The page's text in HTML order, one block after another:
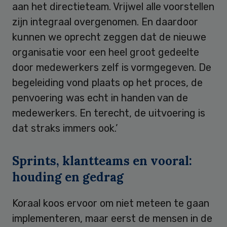
aan het directieteam. Vrijwel alle voorstellen
zijn integraal overgenomen. En daardoor
kunnen we oprecht zeggen dat de nieuwe
organisatie voor een heel groot gedeelte
door medewerkers zelf is vormgegeven. De
begeleiding vond plaats op het proces, de
penvoering was echt in handen van de
medewerkers. En terecht, de uitvoering is
dat straks immers ook.’
Sprints, klantteams en vooral:
houding en gedrag
Koraal koos ervoor om niet meteen te gaan
implementeren, maar eerst de mensen in de